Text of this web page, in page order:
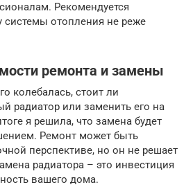
Рекомендуется
системы отопления не реже
ремонта и замены
колебалась, стоит ли
радиатор или заменить его на
я решила, что замена будет
Ремонт может быть
перспективе, но он не решает
радиатора – это инвестиция
вашего дома.